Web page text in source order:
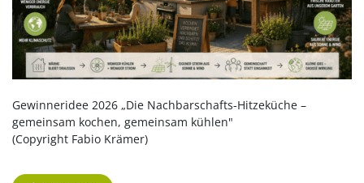
Gewinneridee 2026 „Die Nachbarschafts-Hitzeküche –
gemeinsam kochen, gemeinsam kühlen"
(Copyright Fabio Krämer)